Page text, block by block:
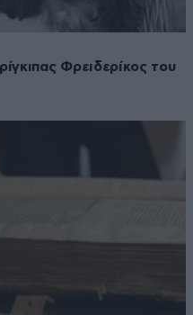
Φρειδερίκος του